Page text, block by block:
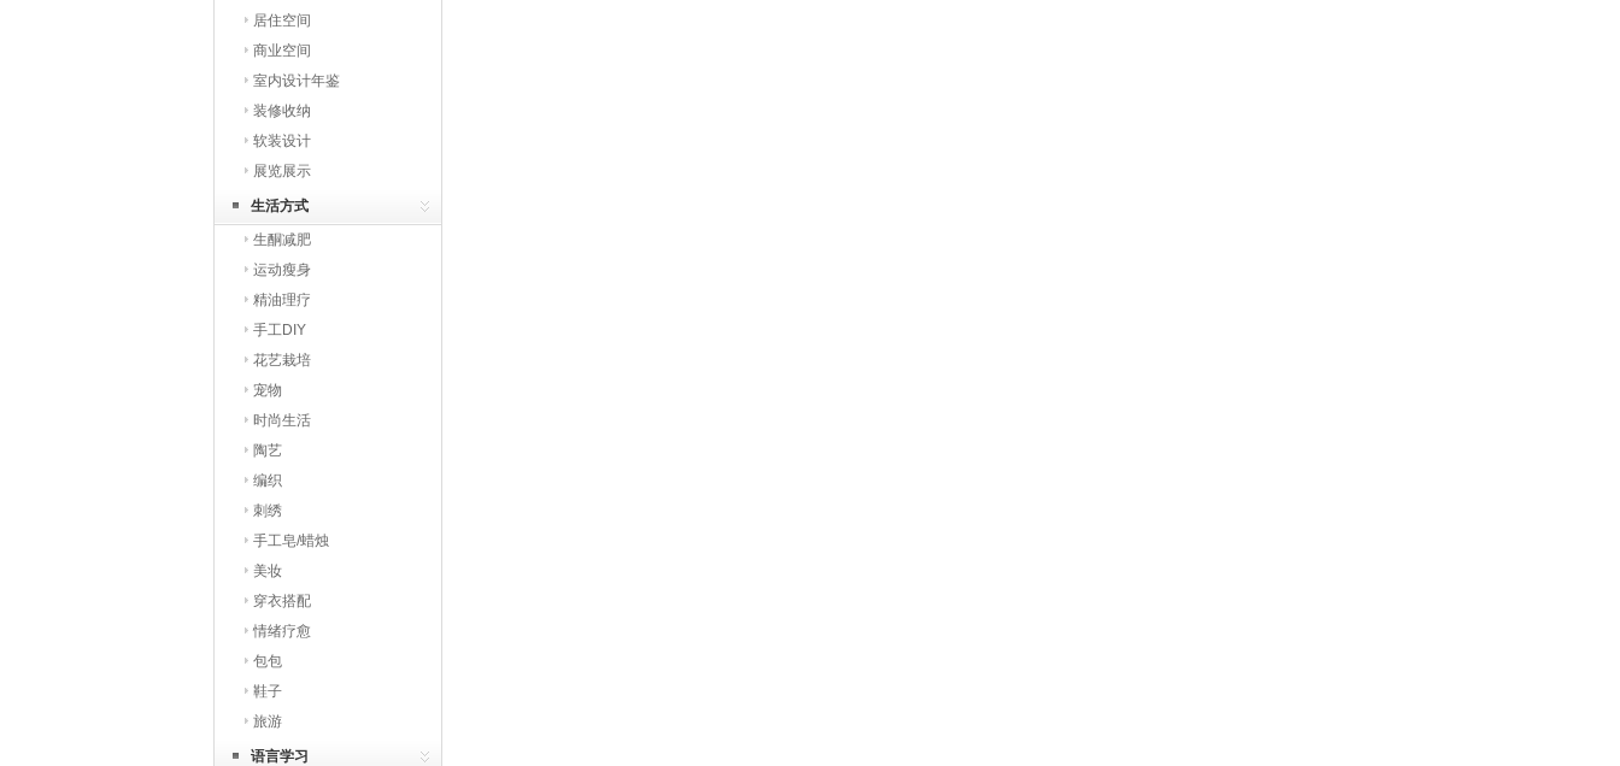
居住空间
商业空间
室内设计年鉴
装修收纳
软装设计
展览展示
生活方式
生酮减肥
运动瘦身
精油理疗
手工DIY
花艺栽培
宠物
时尚生活
陶艺
编织
刺绣
手工皂/蜡烛
美妆
穿衣搭配
情绪疗愈
包包
鞋子
旅游
语言学习